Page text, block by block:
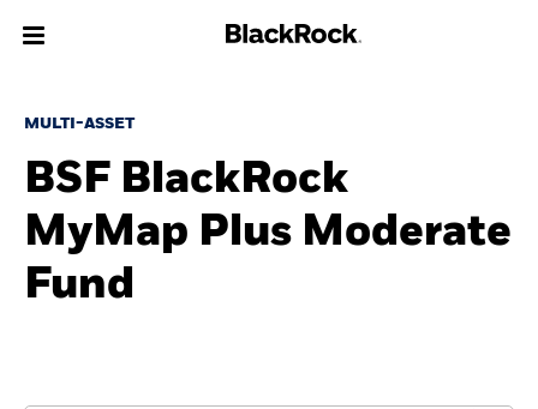
Over Ons
Producten
Thema's
Inzichten
MULTI-ASSET
BSF BlackRock
MyMap Plus Moderate
Fund